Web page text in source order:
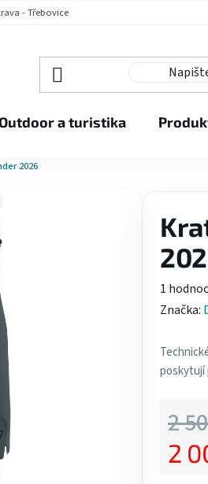
- Třebovice
a turistika
2026
je
5,0
1
Značka:
poskytují
2
2